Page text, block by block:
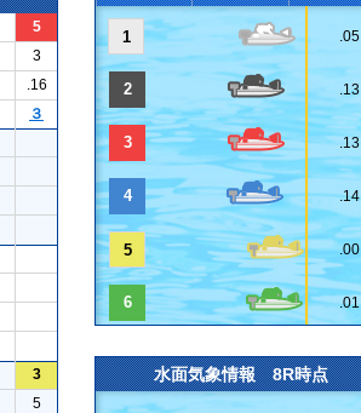
5
3
.16
３
3
5
1 .05
2 .13
3 .13
4 .14
5 .00
6 .01
水面気象情報 8R時点